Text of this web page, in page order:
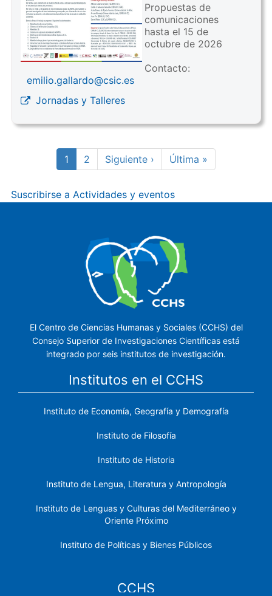
Propuestas de
comunicaciones
hasta el 15 de
octubre de 2026
Contacto:
emilio.gallardo@csic.es
Jornadas y Talleres
Paginación
Página
actual
1 Page
2
Siguiente
página
Siguiente ›
Última
página
Última »
Suscribirse a Actividades y eventos
El Centro de Ciencias Humanas y Sociales (CCHS) del
Consejo Superior de Investigaciones Científicas está
integrado por seis institutos de investigación.
Institutos en el CCHS
Instituto de Economía, Geografía y Demografía
Instituto de Filosofía
Instituto de Historia
Instituto de Lengua, Literatura y Antropología
Instituto de Lenguas y Culturas del Mediterráneo y
Oriente Próximo
Instituto de Políticas y Bienes Públicos
CCHS